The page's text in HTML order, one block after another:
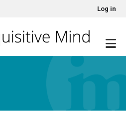
User account menuLog in